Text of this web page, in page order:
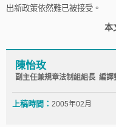
出新政策依然難已被接受。
本
陳怡玫
副主任兼規章法制組組長 編譯
上稿時間： 2005年02月